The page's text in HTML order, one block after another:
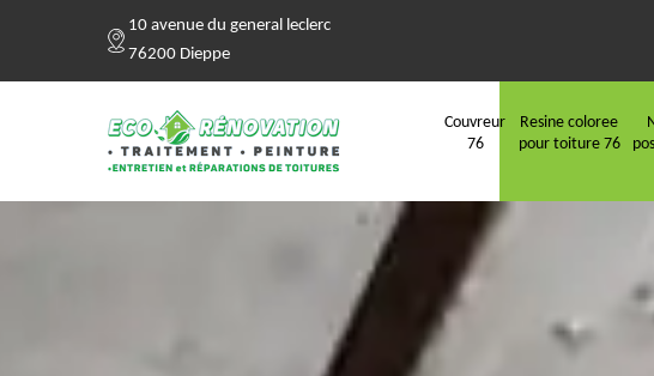
10 avenue du general leclerc
76200 Dieppe
Couvreur
76
Resine coloree
pour toiture 76